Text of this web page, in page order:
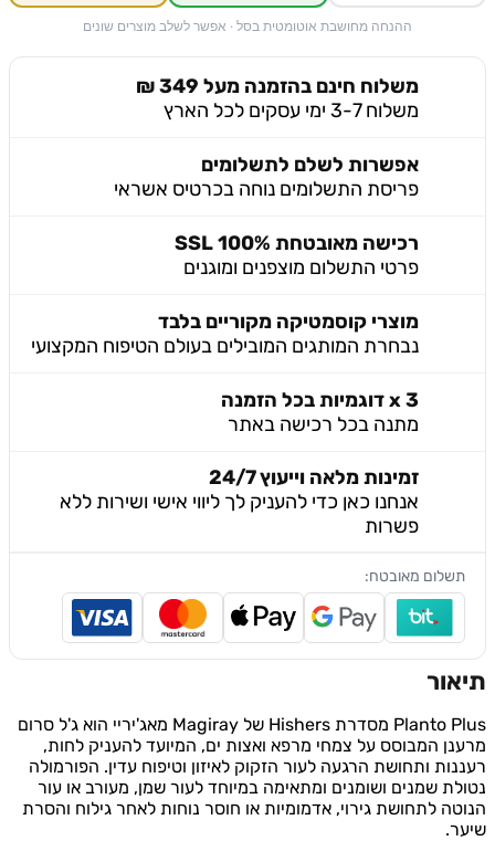
ההנחה מחושבת אוטומטית בסל · אפשר לשלב מוצרים שונים
משלוח חינם בהזמנה מעל 349 ₪
משלוח 3-7 ימי עסקים לכל הארץ
אפשרות לשלם לתשלומים
פריסת התשלומים נוחה בכרטיס אשראי
רכישה מאובטחת 100% SSL
פרטי התשלום מוצפנים ומוגנים
מוצרי קוסמטיקה מקוריים בלבד
נבחרת המותגים המובילים בעולם הטיפוח המקצועי
מתנה בכל רכישה באתר
זמינות מלאה וייעוץ 24/7
אנחנו כאן כדי להעניק לך ליווי אישי ושירות ללא
פשרות
מאובטח:
Planto Plus מסדרת Hishers של Magiray מאג'יריי הוא ג'ל סרום
המבוסס על צמחי מרפא ואצות ים, המיועד להעניק לחות,
ותחושת הרגעה לעור הזקוק לאיזון וטיפוח עדין. הפורמולה
שמנים ושומנים ומתאימה במיוחד לעור שמן, מעורב או עור
לתחושת גירוי, אדמומיות או חוסר נוחות לאחר גילוח והסרת